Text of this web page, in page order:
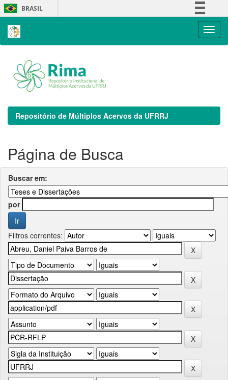
Skip
navigation
BRASIL
Repositório de Múltiplos Acervos da UFRRJ
Página de Busca
Buscar em:
por
Filtros correntes: